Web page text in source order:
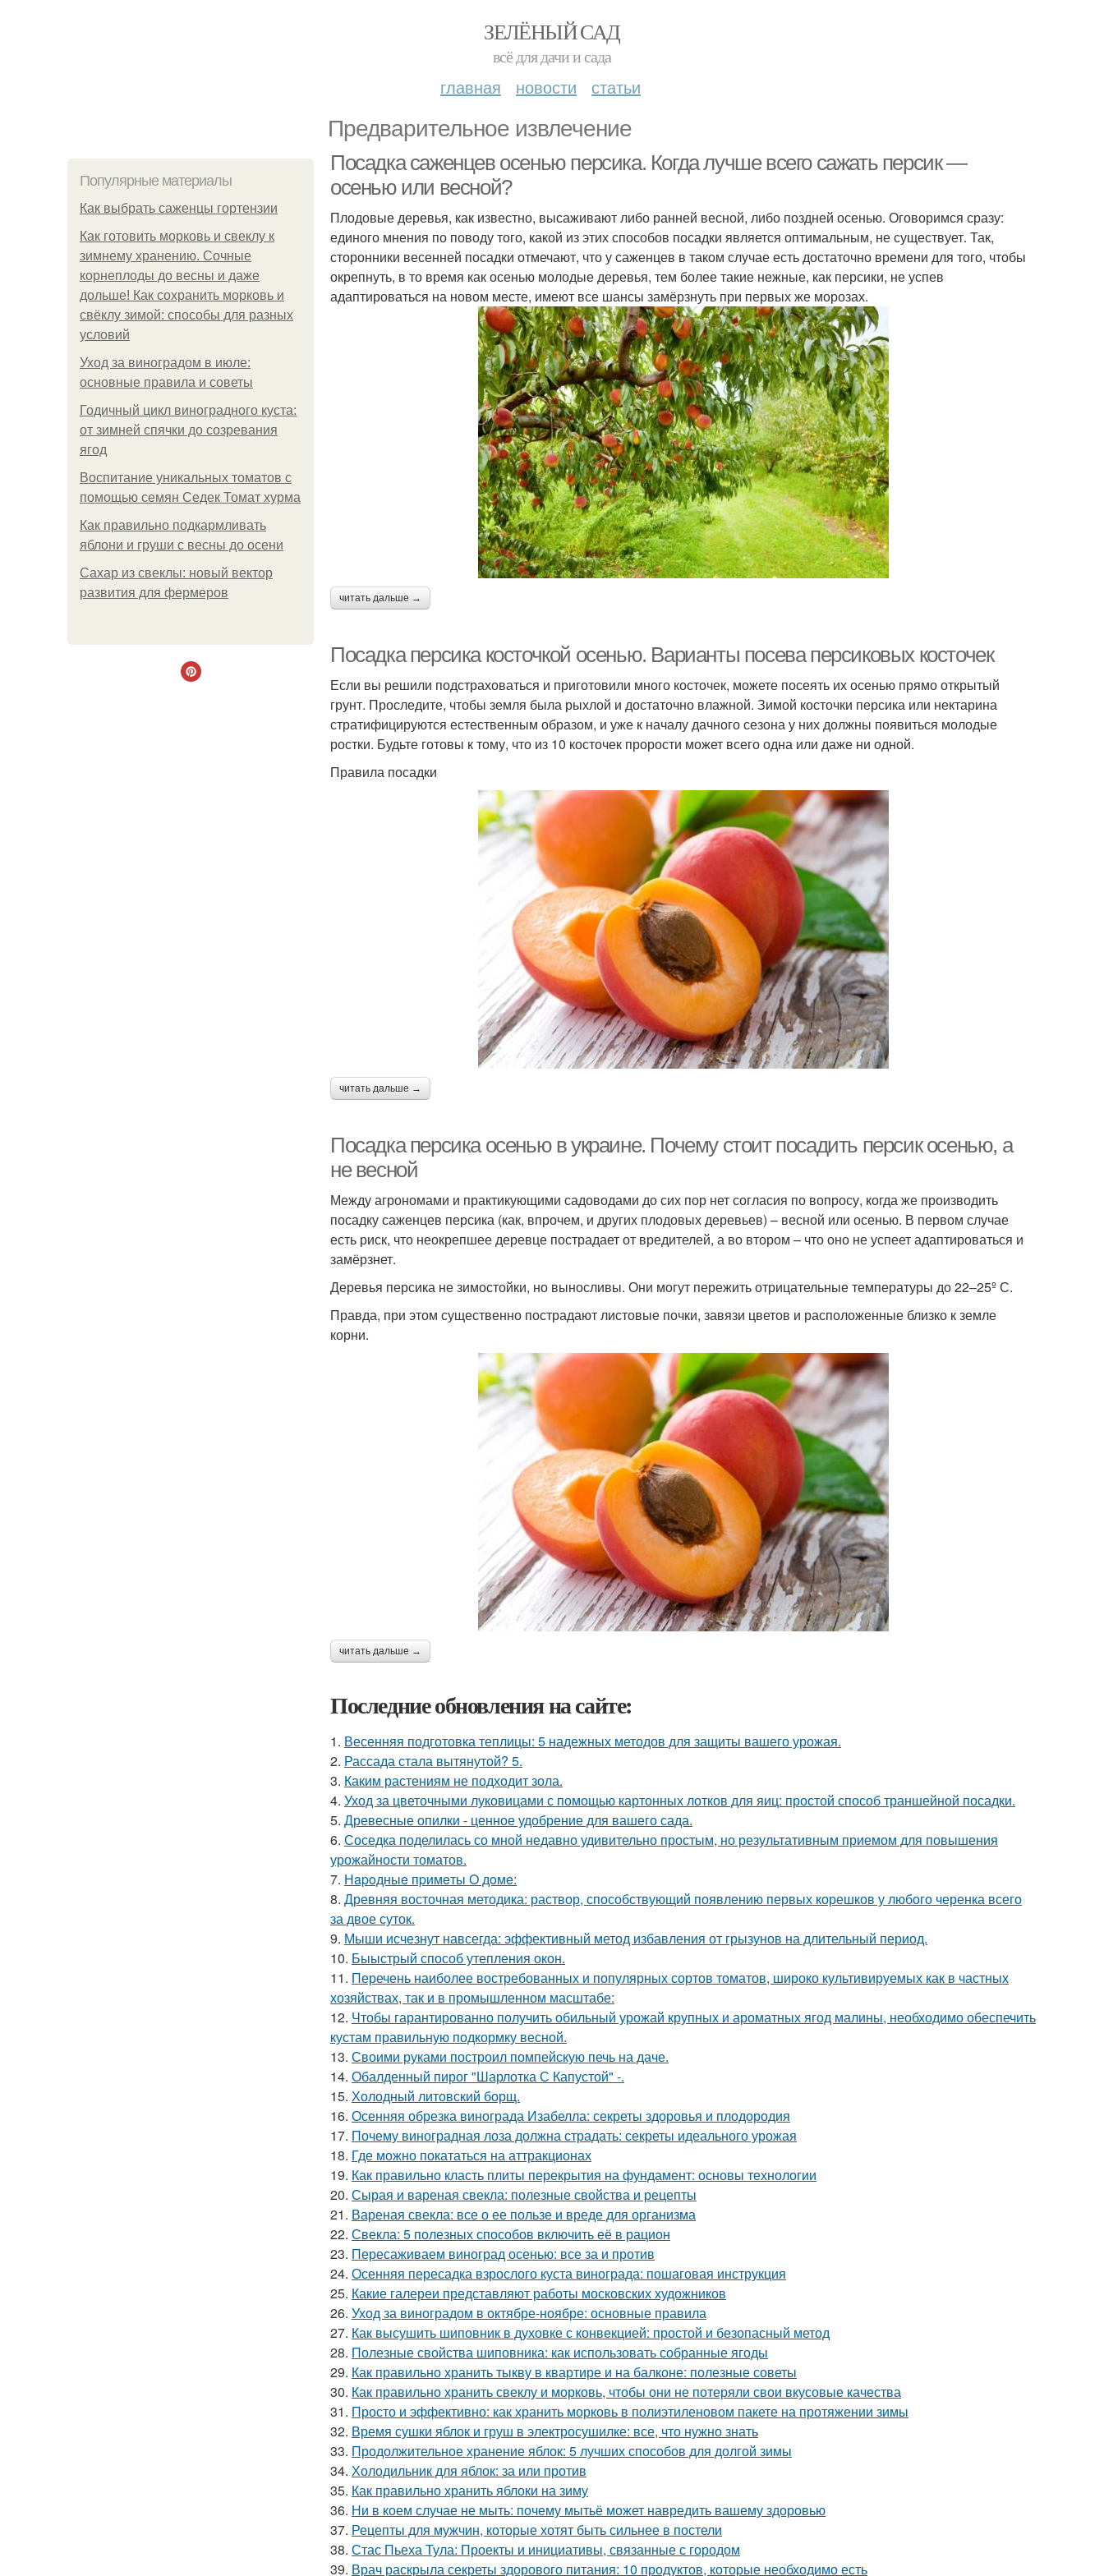
ЗЕЛЁНЫЙ САД
всё для дачи и сада
главная новости статьи
Предварительное извлечение
Популярные материалы
Как выбрать саженцы гортензии
Как готовить морковь и свеклу к
зимнему хранению. Сочные
корнеплоды до весны и даже
дольше! Как сохранить морковь и
свёклу зимой: способы для разных
условий
Уход за виноградом в июле:
основные правила и советы
Годичный цикл виноградного куста:
от зимней спячки до созревания
ягод
Воспитание уникальных томатов с
помощью семян Седек Томат хурма
Как правильно подкармливать
яблони и груши с весны до осени
Сахар из свеклы: новый вектор
развития для фермеров
Посадка саженцев осенью персика. Когда лучше всего сажать персик —
осенью или весной?
Плодовые деревья, как известно, высаживают либо ранней весной, либо поздней осенью. Оговоримся сразу:
единого мнения по поводу того, какой из этих способов посадки является оптимальным, не существует. Так,
сторонники весенней посадки отмечают, что у саженцев в таком случае есть достаточно времени для того, чтобы
окрепнуть, в то время как осенью молодые деревья, тем более такие нежные, как персики, не успев
адаптироваться на новом месте, имеют все шансы замёрзнуть при первых же морозах.
читать дальше →
Посадка персика косточкой осенью. Варианты посева персиковых косточек
Если вы решили подстраховаться и приготовили много косточек, можете посеять их осенью прямо открытый
грунт. Проследите, чтобы земля была рыхлой и достаточно влажной. Зимой косточки персика или нектарина
стратифицируются естественным образом, и уже к началу дачного сезона у них должны появиться молодые
ростки. Будьте готовы к тому, что из 10 косточек прорости может всего одна или даже ни одной.
Правила посадки
читать дальше →
Посадка персика осенью в украине. Почему стоит посадить персик осенью, а
не весной
Между агрономами и практикующими садоводами до сих пор нет согласия по вопросу, когда же производить
посадку саженцев персика (как, впрочем, и других плодовых деревьев) – весной или осенью. В первом случае
есть риск, что неокрепшее деревце пострадает от вредителей, а во втором – что оно не успеет адаптироваться и
замёрзнет.
Деревья персика не зимостойки, но выносливы. Они могут пережить отрицательные температуры до 22–25º С.
Правда, при этом существенно пострадают листовые почки, завязи цветов и расположенные близко к земле
корни.
читать дальше →
Последние обновления на сайте:
1. Весенняя подготовка теплицы: 5 надежных методов для защиты вашего урожая.
2. Рассада стала вытянутой? 5.
3. Каким растениям не подходит зола.
4. Уход за цветочными луковицами с помощью картонных лотков для яиц: простой способ траншейной посадки.
5. Древесные опилки - ценное удобрение для вашего сада.
6. Соседка поделилась со мной недавно удивительно простым, но результативным приемом для повышения
урожайности томатов.
7. Нapoдныe пpимeты O дoмe:
8. Древняя восточная методика: раствор, способствующий появлению первых корешков у любого черенка всего
за двое суток.
9. Мыши исчезнут навсегда: эффективный метод избавления от грызунов на длительный период.
10. Быыстрый способ утепления окон.
11. Перечень наиболее востребованных и популярных сортов томатов, широко культивируемых как в частных
хозяйствах, так и в промышленном масштабе:
12. Чтобы гарантированно получить обильный урожай крупных и ароматных ягод малины, необходимо обеспечить
кустам правильную подкормку весной.
13. Своими руками построил помпейскую печь на даче.
14. Обалденный пирог "Шарлотка С Капустой" -.
15. Холодный литовский борщ.
16. Осенняя обрезка винограда Изабелла: секреты здоровья и плодородия
17. Почему виноградная лоза должна страдать: секреты идеального урожая
18. Где можно покататься на аттракционах
19. Как правильно класть плиты перекрытия на фундамент: основы технологии
20. Сырая и вареная свекла: полезные свойства и рецепты
21. Вареная свекла: все о ее пользе и вреде для организма
22. Свекла: 5 полезных способов включить её в рацион
23. Пересаживаем виноград осенью: все за и против
24. Осенняя пересадка взрослого куста винограда: пошаговая инструкция
25. Какие галереи представляют работы московских художников
26. Уход за виноградом в октябре-ноябре: основные правила
27. Как высушить шиповник в духовке с конвекцией: простой и безопасный метод
28. Полезные свойства шиповника: как использовать собранные ягоды
29. Как правильно хранить тыкву в квартире и на балконе: полезные советы
30. Как правильно хранить свеклу и морковь, чтобы они не потеряли свои вкусовые качества
31. Просто и эффективно: как хранить морковь в полиэтиленовом пакете на протяжении зимы
32. Время сушки яблок и груш в электросушилке: все, что нужно знать
33. Продолжительное хранение яблок: 5 лучших способов для долгой зимы
34. Холодильник для яблок: за или против
35. Как правильно хранить яблоки на зиму
36. Ни в коем случае не мыть: почему мытьё может навредить вашему здоровью
37. Рецепты для мужчин, которые хотят быть сильнее в постели
38. Стас Пьеха Тула: Проекты и инициативы, связанные с городом
39. Врач раскрыла секреты здорового питания: 10 продуктов, которые необходимо есть